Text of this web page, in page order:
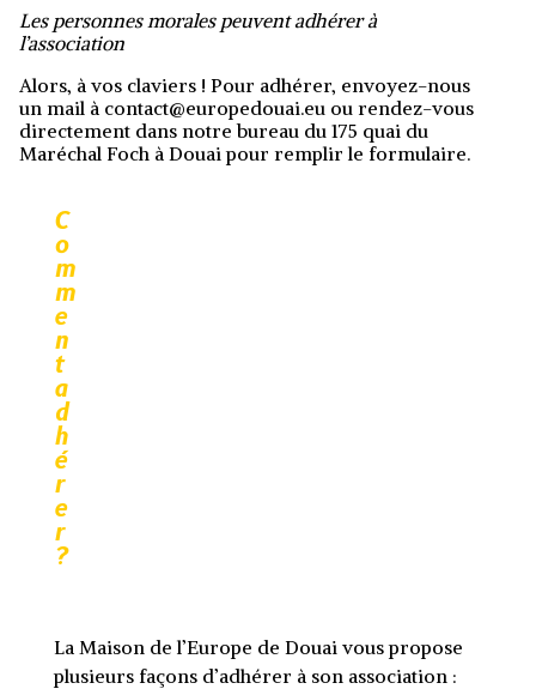
Les personnes morales peuvent adhérer à
l’association
Alors, à vos claviers ! Pour adhérer, envoyez-nous
un mail à contact@europedouai.eu ou rendez-vous
directement dans notre bureau du 175 quai du
Maréchal Foch à Douai pour remplir le formulaire.
C
o
m
m
e
n
t
a
d
h
é
r
e
r
?
La Maison de l’Europe de Douai vous propose
plusieurs façons d’adhérer à son association :